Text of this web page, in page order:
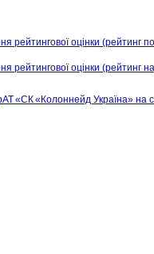
рейтингової оцінки (рейтинг
рейтингової оцінки (рейтинг
«СК «Колоннейд Україна» на